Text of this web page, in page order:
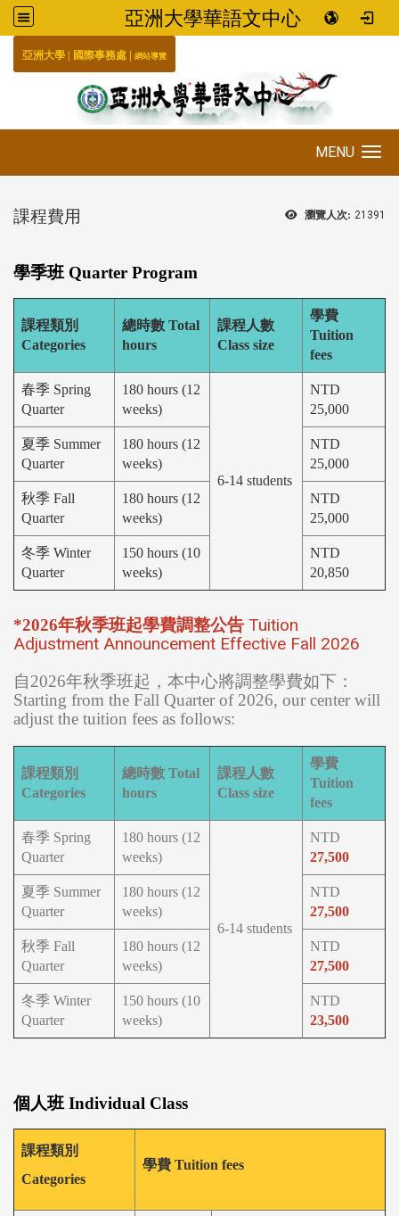
亞洲大學華語文中心
亞洲大學 國際事務處 | 網站導覽
MENU
瀏覽人次: 21391
課程費用
學季班 Quarter Program
課程類別
Categories
總時數 Total
hours
課程人數
Class size
學費
Tuition
fees
春季 Spring
Quarter
180 hours (12
weeks)
6-14 students
NTD
25,000
夏季 Summer
Quarter
180 hours (12
weeks)
NTD
25,000
秋季 Fall
Quarter
180 hours (12
weeks)
NTD
25,000
冬季 Winter
Quarter
150 hours (10
weeks)
NTD
20,850
*2026年秋季班起學費調整公告 Tuition
Adjustment Announcement Effective Fall 2026
自2026年秋季班起，本中心將調整學費如下：
Starting from the Fall Quarter of 2026, our center will
adjust the tuition fees as follows:
課程類別
Categories
總時數 Total
hours
課程人數
Class size
學費
Tuition
fees
春季 Spring
Quarter
180 hours (12
weeks)
6-14 students
NTD
27,500
夏季 Summer
Quarter
180 hours (12
weeks)
NTD
27,500
秋季 Fall
Quarter
180 hours (12
weeks)
NTD
27,500
冬季 Winter
Quarter
150 hours (10
weeks)
NTD
23,500
個人班 Individual Class
課程類別
Categories
學費 Tuition fees